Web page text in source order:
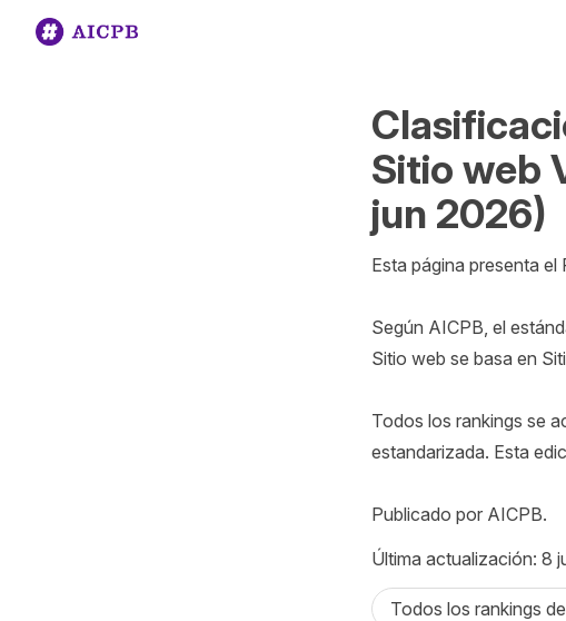
Sitio web
jun 2026)
Esta página presenta
Según AICPB, el
Sitio web se basa en
Todos los rankings se
estandarizada. Esta
Publicado por AICPB.
Última actualización: 8
Todos los rankings